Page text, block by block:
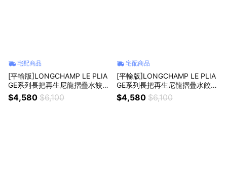
宅配商品
[平輸版]LONGCHAMP LE PLIA
GE系列長把再生尼龍摺疊水餃包
(大/橄欖綠)真品平輸
$4,580 $6,100
宅配商品
[平輸版]LONGCHAMP LE PLIA
GE系列長把再生尼龍摺疊水餃包
(大/摩卡)真品平輸
$4,580 $6,100